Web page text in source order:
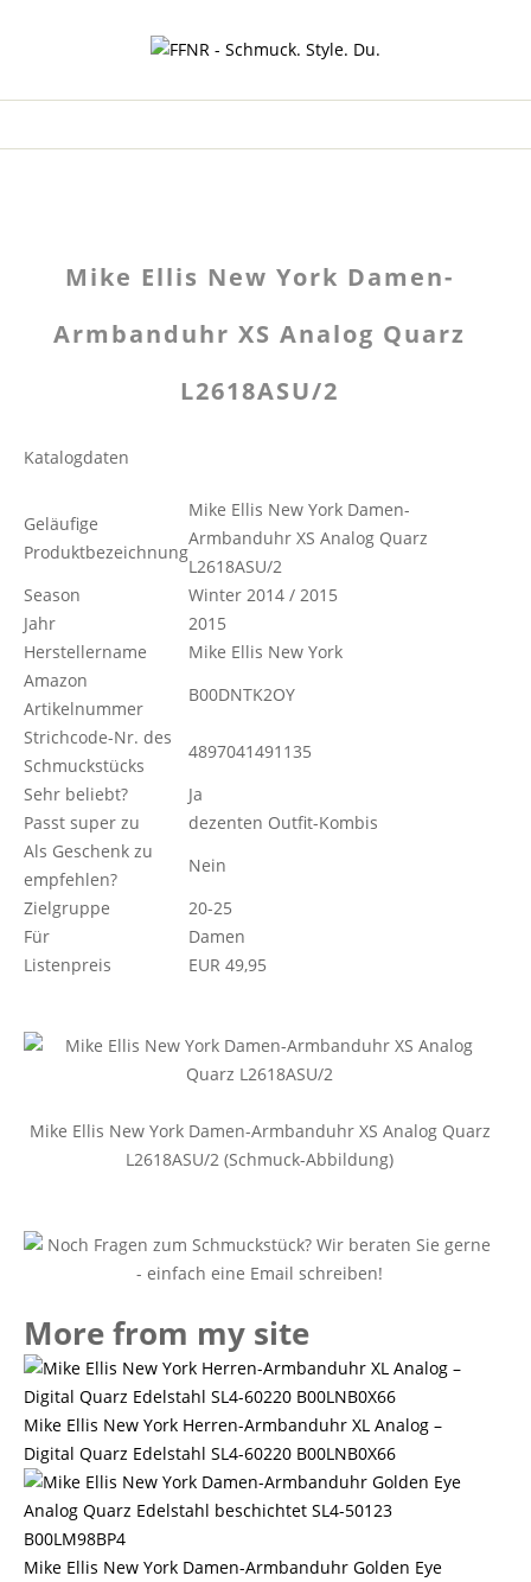
Mike Ellis New York Damen-
Armbanduhr XS Analog Quarz
L2618ASU/2
Katalogdaten
Geläufige
Produktbezeichnung
Mike Ellis New York Damen-
Armbanduhr XS Analog Quarz
L2618ASU/2
Season
Winter 2014 / 2015
Jahr
2015
Herstellername
Mike Ellis New York
Amazon
Artikelnummer
B00DNTK2OY
Strichcode-Nr. des
Schmuckstücks
4897041491135
Sehr beliebt?
Ja
Passt super zu
dezenten Outfit-Kombis
Als Geschenk zu
empfehlen?
Nein
Zielgruppe
20-25
Für
Damen
Listenpreis
EUR 49,95
Mike Ellis New York Damen-Armbanduhr XS Analog Quarz
L2618ASU/2 (Schmuck-Abbildung)
More from my site
Mike Ellis New York Herren-Armbanduhr XL Analog –
Digital Quarz Edelstahl SL4-60220 B00LNB0X66
Mike Ellis New York Damen-Armbanduhr Golden Eye